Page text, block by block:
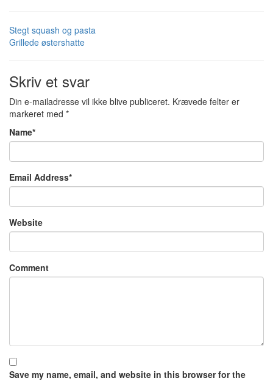
Stegt squash og pasta
Grillede østershatte
Skriv et svar
Din e-mailadresse vil ikke blive publiceret. Krævede felter er
markeret med *
Name*
Email Address*
Website
Comment
Save my name, email, and website in this browser for the